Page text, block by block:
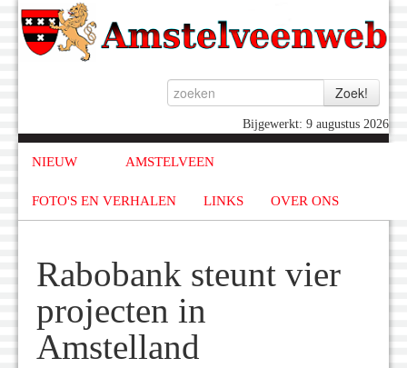
Bijgewerkt: 9 augustus 2026
NIEUW AMSTELVEEN
FOTO'S EN VERHALEN LINKS OVER ONS
Rabobank steunt vier
projecten in
Amstelland